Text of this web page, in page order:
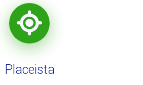
Placeista